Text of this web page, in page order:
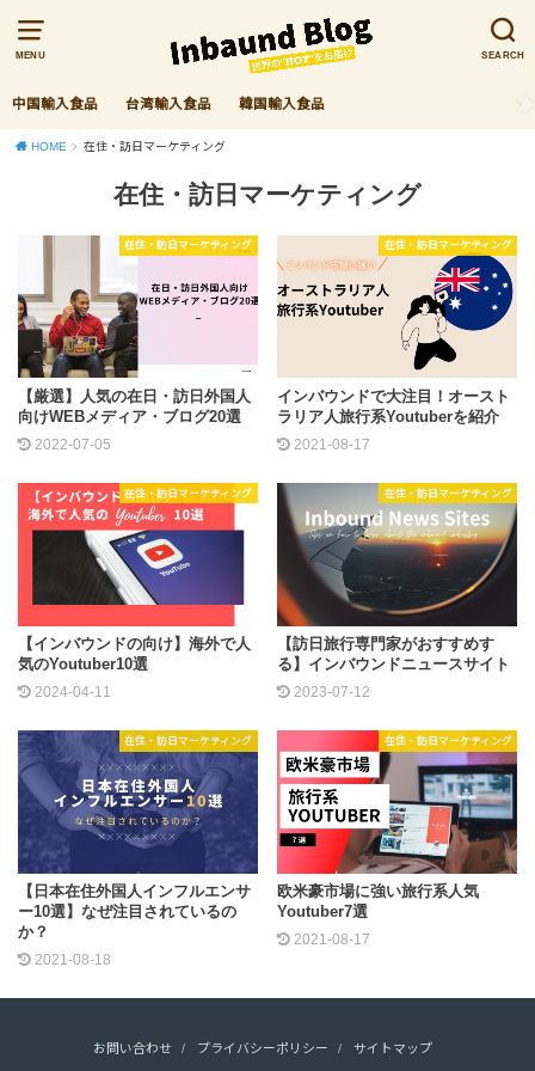
MENU SEARCH
中国輸入食品 台湾輸入食品 韓国輸入食品
HOME 在住・訪日マーケティング
在住・訪日マーケティング
在住・訪日マーケティング
【厳選】人気の在日・訪日外国人
向けWEBメディア・ブログ20選
2022-07-05
在住・訪日マーケティング
インバウンドで大注目！オースト
ラリア人旅行系Youtuberを紹介
2021-08-17
在住・訪日マーケティング
【インバウンドの向け】海外で人
気のYoutuber10選
2024-04-11
在住・訪日マーケティング
【訪日旅行専門家がおすすめす
る】インバウンドニュースサイト
2023-07-12
在住・訪日マーケティング
【日本在住外国人インフルエンサ
ー10選】なぜ注目されているの
か？
2021-08-18
在住・訪日マーケティング
欧米豪市場に強い旅行系人気
Youtuber7選
2021-08-17
お問い合わせ プライバシーポリシー サイトマップ